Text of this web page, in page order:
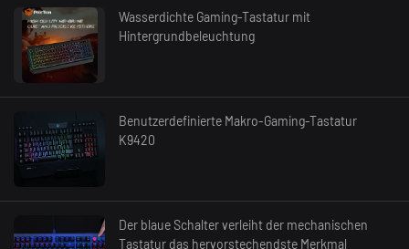
Wasserdichte Gaming-Tastatur mit
Hintergrundbeleuchtung
Benutzerdefinierte Makro-Gaming-Tastatur
K9420
Der blaue Schalter verleiht der mechanischen
Tastatur das hervorstechendste Merkmal